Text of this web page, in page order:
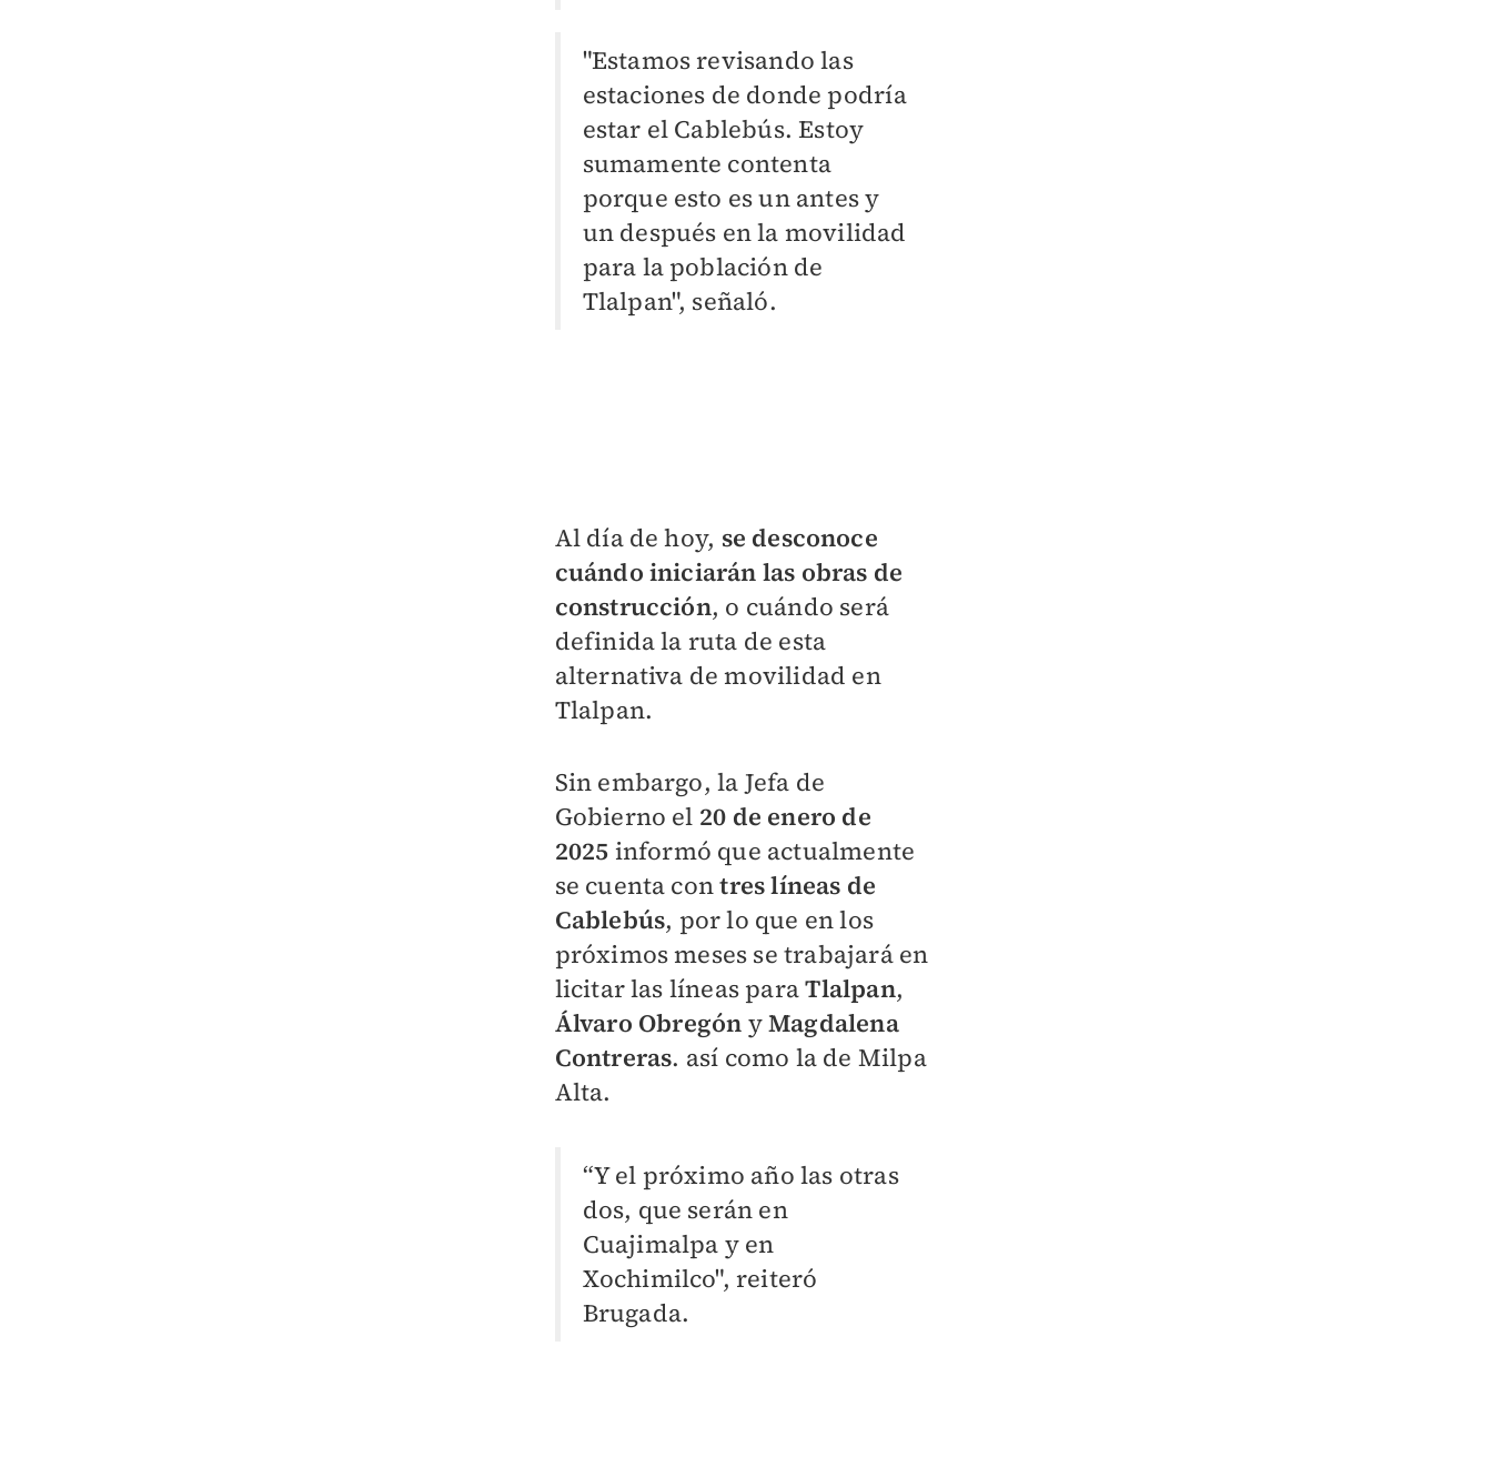
"Estamos revisando las
estaciones de donde podría
estar el Cablebús. Estoy
sumamente contenta
porque esto es un antes y
un después en la movilidad
para la población de
Tlalpan", señaló.
Al día de hoy, se desconoce
cuándo iniciarán las obras de
construcción, o cuándo será
definida la ruta de esta
alternativa de movilidad en
Tlalpan.
Sin embargo, la Jefa de
Gobierno el 20 de enero de
2025 informó que actualmente
se cuenta contres líneas de
Cablebús, por lo que en los
próximos meses se trabajará en
licitar las líneas paraTlalpan,
Álvaro Obregón yMagdalena
Contreras. así como la de Milpa
Alta.
“Y el próximo año las otras
dos, que serán en
Cuajimalpa y en
Xochimilco", reiteró
Brugada.